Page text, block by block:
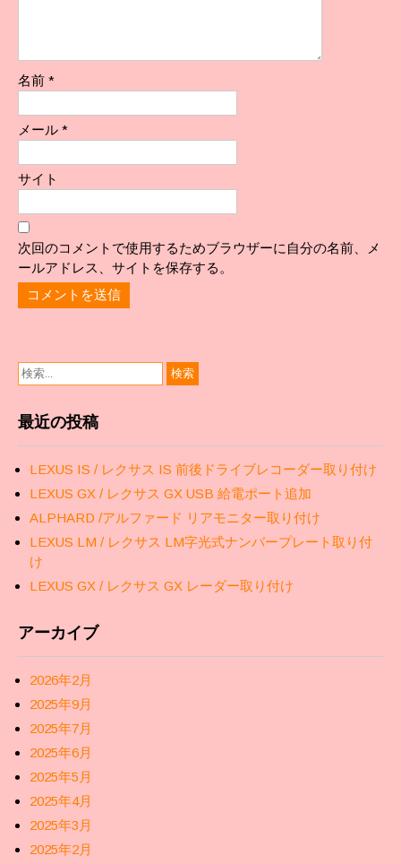
名前 *
メール *
サイト
次回のコメントで使用するためブラウザーに自分の名前、メ
ールアドレス、サイトを保存する。
最近の投稿
LEXUS IS / レクサス IS 前後ドライブレコーダー取り付け
LEXUS GX / レクサス GX USB 給電ポート追加
ALPHARD /アルファード リアモニター取り付け
LEXUS LM / レクサス LM字光式ナンバープレート取り付
け
LEXUS GX / レクサス GX レーダー取り付け
アーカイブ
2026年2月
2025年9月
2025年7月
2025年6月
2025年5月
2025年4月
2025年3月
2025年2月